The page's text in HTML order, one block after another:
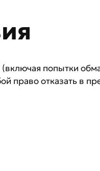
попытки
право отказать в